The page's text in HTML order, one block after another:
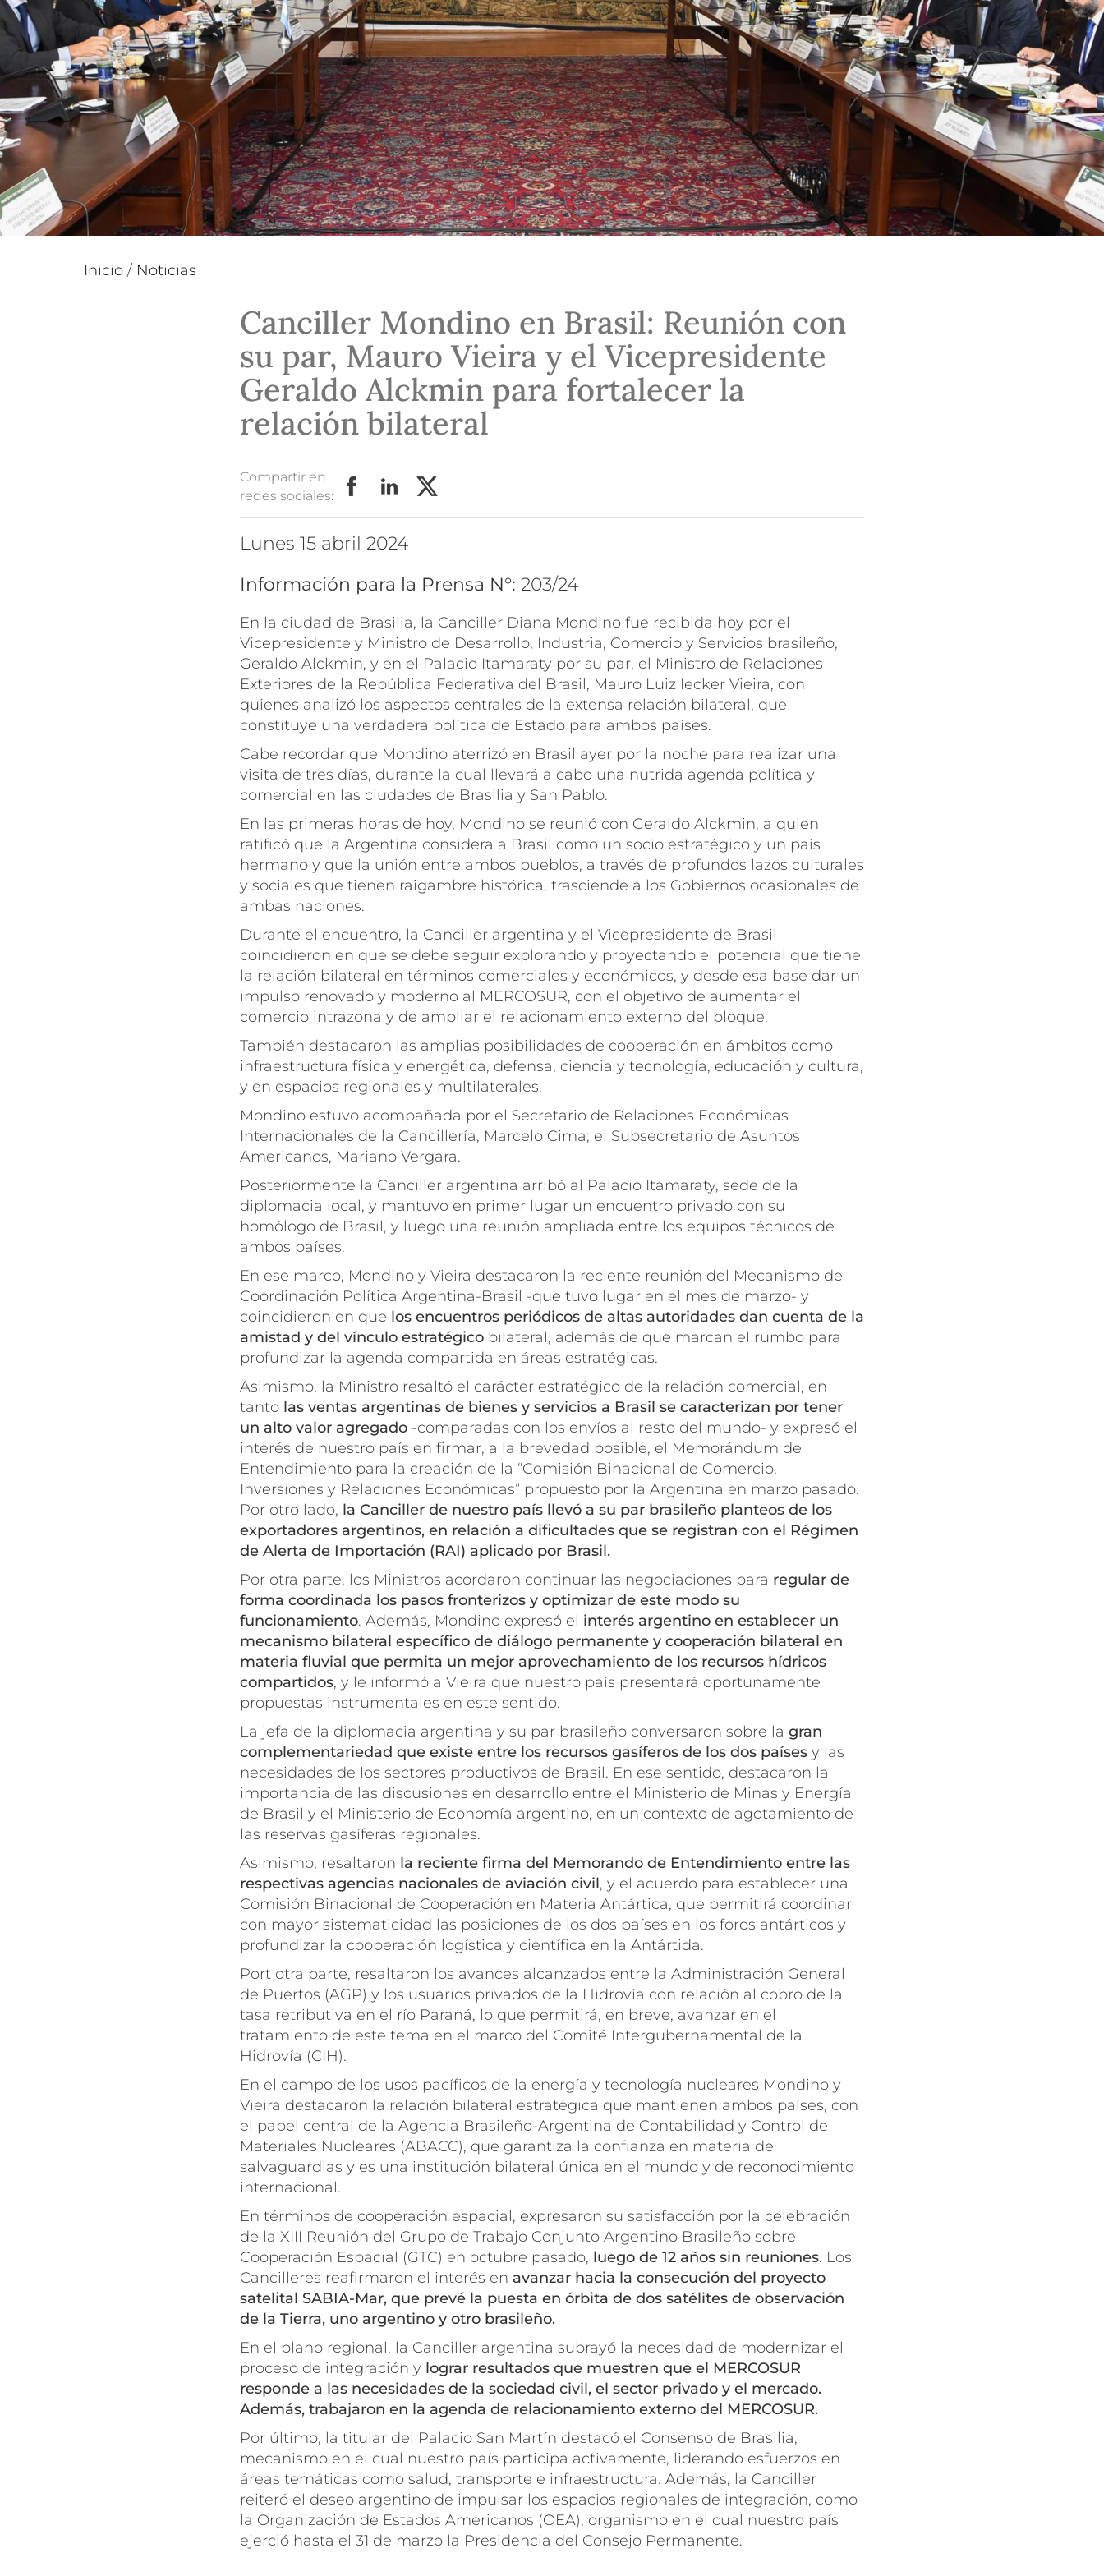
Inicio / Noticias
Canciller Mondino en Brasil: Reunión con
su par, Mauro Vieira y el Vicepresidente
Geraldo Alckmin para fortalecer la
relación bilateral
Compartir en
redes sociales:
lunes 15 abril 2024
Información para la Prensa N°: 203/24
En la ciudad de Brasilia, la Canciller Diana Mondino fue recibida hoy por el
Vicepresidente y Ministro de Desarrollo, Industria, Comercio y Servicios brasileño,
Geraldo Alckmin, y en el Palacio Itamaraty por su par, el Ministro de Relaciones
Exteriores de la República Federativa del Brasil, Mauro Luiz Iecker Vieira, con
quienes analizó los aspectos centrales de la extensa relación bilateral, que
constituye una verdadera política de Estado para ambos países.
Cabe recordar que Mondino aterrizó en Brasil ayer por la noche para realizar una
visita de tres días, durante la cual llevará a cabo una nutrida agenda política y
comercial en las ciudades de Brasilia y San Pablo.
En las primeras horas de hoy, Mondino se reunió con Geraldo Alckmin, a quien
ratificó que la Argentina considera a Brasil como un socio estratégico y un país
hermano y que la unión entre ambos pueblos, a través de profundos lazos culturales
y sociales que tienen raigambre histórica, trasciende a los Gobiernos ocasionales de
ambas naciones.
Durante el encuentro, la Canciller argentina y el Vicepresidente de Brasil
coincidieron en que se debe seguir explorando y proyectando el potencial que tiene
la relación bilateral en términos comerciales y económicos, y desde esa base dar un
impulso renovado y moderno al MERCOSUR, con el objetivo de aumentar el
comercio intrazona y de ampliar el relacionamiento externo del bloque.
También destacaron las amplias posibilidades de cooperación en ámbitos como
infraestructura física y energética, defensa, ciencia y tecnología, educación y cultura,
y en espacios regionales y multilaterales.
Mondino estuvo acompañada por el Secretario de Relaciones Económicas
Internacionales de la Cancillería, Marcelo Cima; el Subsecretario de Asuntos
Americanos, Mariano Vergara.
Posteriormente la Canciller argentina arribó al Palacio Itamaraty, sede de la
diplomacia local, y mantuvo en primer lugar un encuentro privado con su
homólogo de Brasil, y luego una reunión ampliada entre los equipos técnicos de
ambos países.
En ese marco, Mondino y Vieira destacaron la reciente reunión del Mecanismo de
Coordinación Política Argentina-Brasil -que tuvo lugar en el mes de marzo- y
coincidieron en que los encuentros periódicos de altas autoridades dan cuenta de la
amistad y del vínculo estratégico bilateral, además de que marcan el rumbo para
profundizar la agenda compartida en áreas estratégicas.
Asimismo, la Ministro resaltó el carácter estratégico de la relación comercial, en
tanto las ventas argentinas de bienes y servicios a Brasil se caracterizan por tener
un alto valor agregado -comparadas con los envíos al resto del mundo- y expresó el
interés de nuestro país en firmar, a la brevedad posible, el Memorándum de
Entendimiento para la creación de la “Comisión Binacional de Comercio,
Inversiones y Relaciones Económicas” propuesto por la Argentina en marzo pasado.
Por otro lado, la Canciller de nuestro país llevó a su par brasileño planteos de los
exportadores argentinos, en relación a dificultades que se registran con el Régimen
de Alerta de Importación (RAI) aplicado por Brasil.
Por otra parte, los Ministros acordaron continuar las negociaciones para regular de
forma coordinada los pasos fronterizos y optimizar de este modo su
funcionamiento. Además, Mondino expresó el interés argentino en establecer un
mecanismo bilateral específico de diálogo permanente y cooperación bilateral en
materia fluvial que permita un mejor aprovechamiento de los recursos hídricos
compartidos, y le informó a Vieira que nuestro país presentará oportunamente
propuestas instrumentales en este sentido.
La jefa de la diplomacia argentina y su par brasileño conversaron sobre la gran
complementariedad que existe entre los recursos gasíferos de los dos países y las
necesidades de los sectores productivos de Brasil. En ese sentido, destacaron la
importancia de las discusiones en desarrollo entre el Ministerio de Minas y Energía
de Brasil y el Ministerio de Economía argentino, en un contexto de agotamiento de
las reservas gasíferas regionales.
Asimismo, resaltaron la reciente firma del Memorando de Entendimiento entre las
respectivas agencias nacionales de aviación civil, y el acuerdo para establecer una
Comisión Binacional de Cooperación en Materia Antártica, que permitirá coordinar
con mayor sistematicidad las posiciones de los dos países en los foros antárticos y
profundizar la cooperación logística y científica en la Antártida.
Port otra parte, resaltaron los avances alcanzados entre la Administración General
de Puertos (AGP) y los usuarios privados de la Hidrovía con relación al cobro de la
tasa retributiva en el río Paraná, lo que permitirá, en breve, avanzar en el
tratamiento de este tema en el marco del Comité Intergubernamental de la
Hidrovía (CIH).
En el campo de los usos pacíficos de la energía y tecnología nucleares Mondino y
Vieira destacaron la relación bilateral estratégica que mantienen ambos países, con
el papel central de la Agencia Brasileño-Argentina de Contabilidad y Control de
Materiales Nucleares (ABACC), que garantiza la confianza en materia de
salvaguardias y es una institución bilateral única en el mundo y de reconocimiento
internacional.
En términos de cooperación espacial, expresaron su satisfacción por la celebración
de la XIII Reunión del Grupo de Trabajo Conjunto Argentino Brasileño sobre
Cooperación Espacial (GTC) en octubre pasado, luego de 12 años sin reuniones. Los
Cancilleres reafirmaron el interés en avanzar hacia la consecución del proyecto
satelital SABIA-Mar, que prevé la puesta en órbita de dos satélites de observación
de la Tierra, uno argentino y otro brasileño.
En el plano regional, la Canciller argentina subrayó la necesidad de modernizar el
proceso de integración y lograr resultados que muestren que el MERCOSUR
responde a las necesidades de la sociedad civil, el sector privado y el mercado.
Además, trabajaron en la agenda de relacionamiento externo del MERCOSUR.
Por último, la titular del Palacio San Martín destacó el Consenso de Brasilia,
mecanismo en el cual nuestro país participa activamente, liderando esfuerzos en
áreas temáticas como salud, transporte e infraestructura. Además, la Canciller
reiteró el deseo argentino de impulsar los espacios regionales de integración, como
la Organización de Estados Americanos (OEA), organismo en el cual nuestro país
ejerció hasta el 31 de marzo la Presidencia del Consejo Permanente.